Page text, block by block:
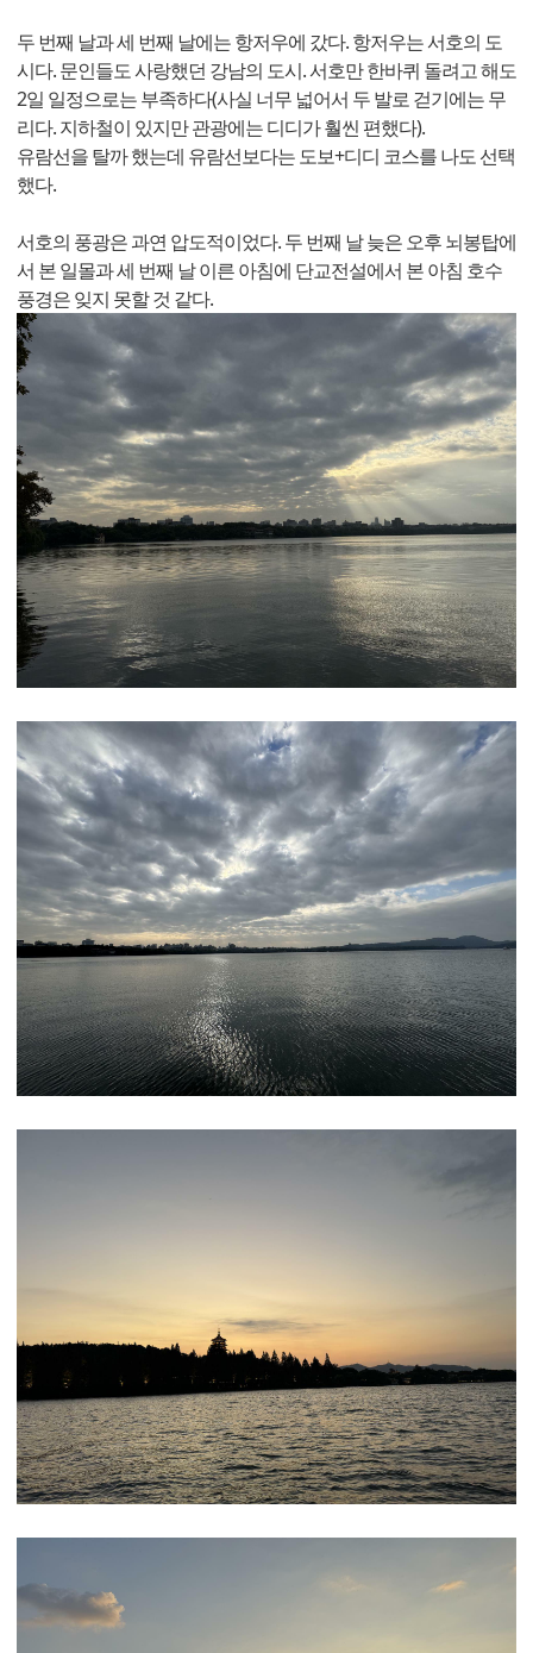
두 번째 날과 세 번째 날에는 항저우에 갔다. 항저우는 서호의 도
시다. 문인들도 사랑했던 강남의 도시. 서호만 한바퀴 돌려고 해도
2일 일정으로는 부족하다(사실 너무 넓어서 두 발로 걷기에는 무
리다. 지하철이 있지만 관광에는 디디가 훨씬 편했다).
유람선을 탈까 했는데 유람선보다는 도보+디디 코스를 나도 선택
했다.
서호의 풍광은 과연 압도적이었다. 두 번째 날 늦은 오후 뇌봉탑에
서 본 일몰과 세 번째 날 이른 아침에 단교전설에서 본 아침 호수
풍경은 잊지 못할 것 같다.